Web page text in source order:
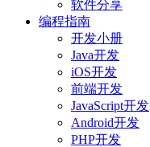
软件分享
编程指南
开发小册
Java开发
iOS开发
前端开发
JavaScript开发
Android开发
PHP开发